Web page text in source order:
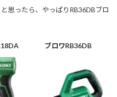
思ったら、やっぱりRB36DBブロ
ブロワRB36DB